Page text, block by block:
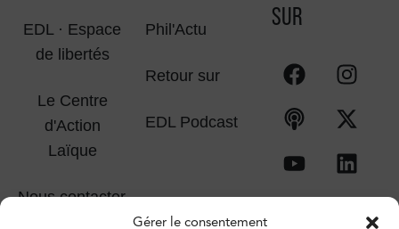
Gérer le consentement
EDL · Espace
de libertés
Le Centre
d'Action
Laïque
Nous contacter
Phil'Actu
Retour sur
EDL Podcast
SUR